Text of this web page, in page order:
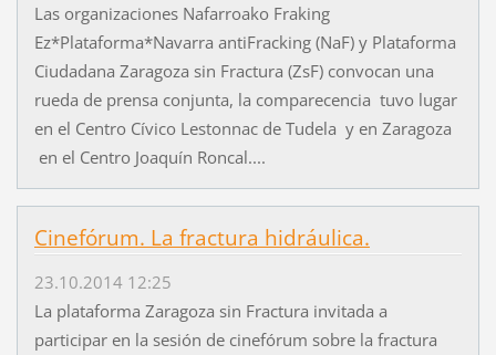
Las organizaciones Nafarroako Fraking
Ez*Plataforma*Navarra antiFracking (NaF) y Plataforma
Ciudadana Zaragoza sin Fractura (ZsF) convocan una
rueda de prensa conjunta, la comparecencia tuvo lugar
en el Centro Cívico Lestonnac de Tudela y en Zaragoza
en el Centro Joaquín Roncal....
Cinefórum. La fractura hidráulica.
23.10.2014 12:25
La plataforma Zaragoza sin Fractura invitada a
participar en la sesión de cinefórum sobre la fractura